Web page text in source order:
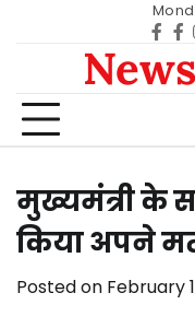
मुख्यमंत्री के
किया अपने
Posted on February